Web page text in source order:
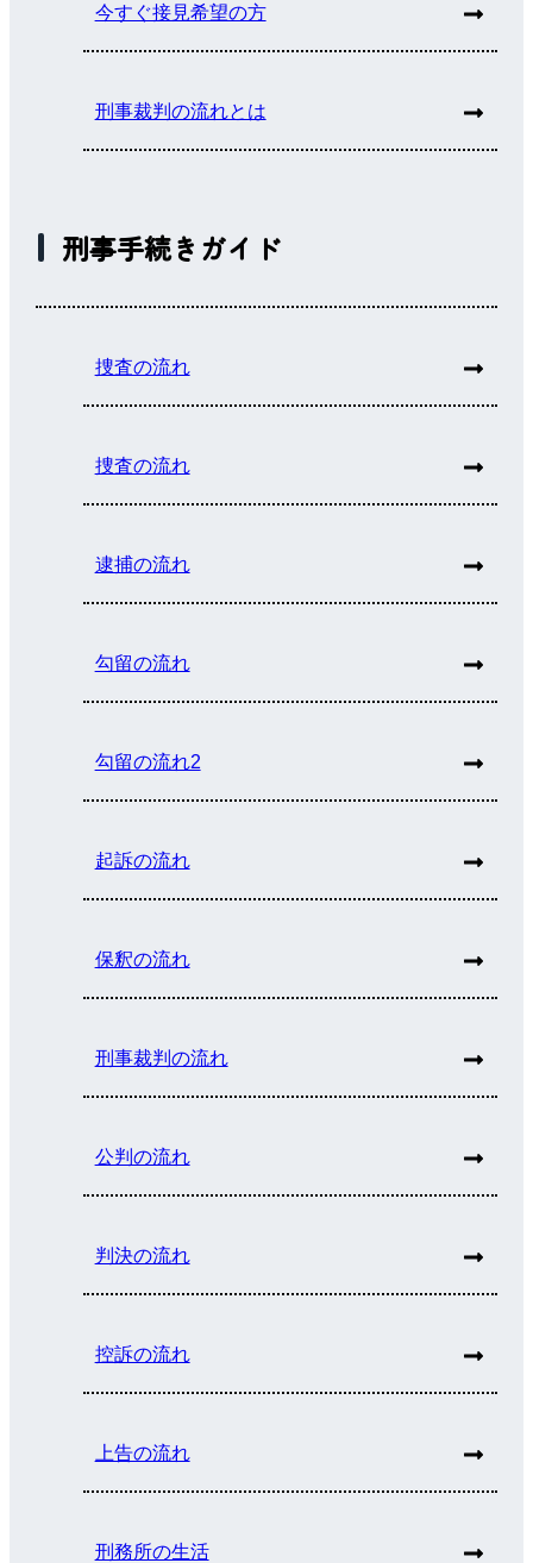
今すぐ接見希望の方
刑事裁判の流れとは
刑事手続きガイド
捜査の流れ
捜査の流れ
逮捕の流れ
勾留の流れ
勾留の流れ2
起訴の流れ
保釈の流れ
刑事裁判の流れ
公判の流れ
判決の流れ
控訴の流れ
上告の流れ
刑務所の生活